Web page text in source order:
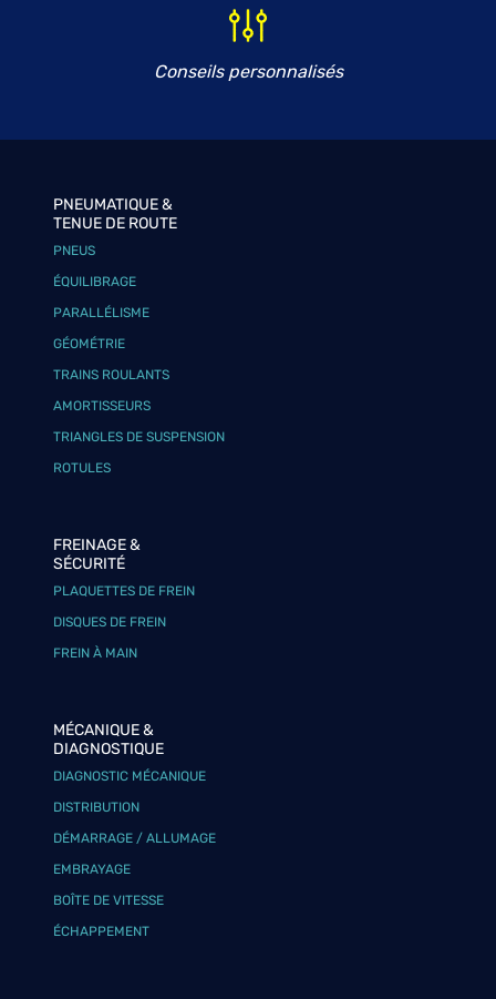
Conseils personnalisés
PNEUMATIQUE &
TENUE DE ROUTE
PNEUS
ÉQUILIBRAGE
PARALLÉLISME
GÉOMÉTRIE
TRAINS ROULANTS
AMORTISSEURS
TRIANGLES DE SUSPENSION
ROTULES
FREINAGE &
SÉCURITÉ
PLAQUETTES DE FREIN
DISQUES DE FREIN
FREIN À MAIN
MÉCANIQUE &
DIAGNOSTIQUE
DIAGNOSTIC MÉCANIQUE
DISTRIBUTION
DÉMARRAGE / ALLUMAGE
EMBRAYAGE
BOÎTE DE VITESSE
ÉCHAPPEMENT